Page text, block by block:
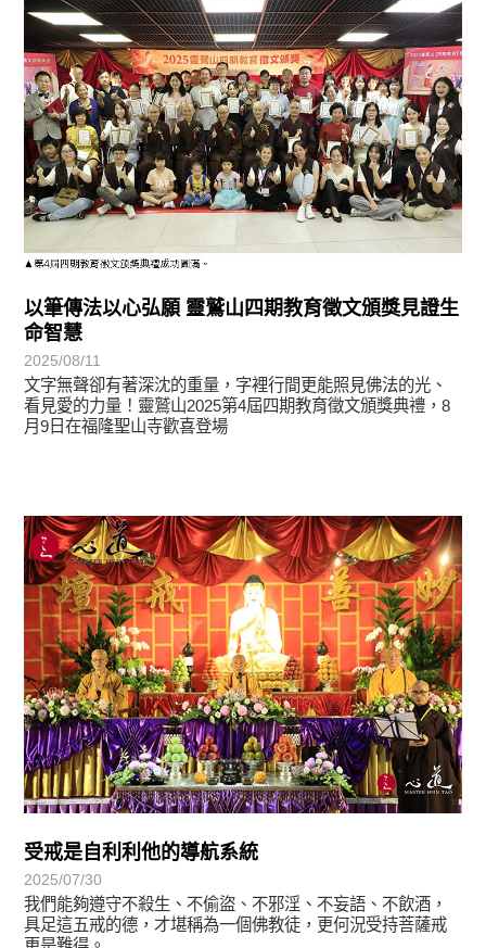
以筆傳法以心弘願 靈鷲山四期教育徵文頒獎見證生
命智慧
2025/08/11
文字無聲卻有著深沈的重量，字裡行間更能照見佛法的光、
看見愛的力量！靈鷲山2025第4屆四期教育徵文頒獎典禮，8
月9日在福隆聖山寺歡喜登場
受戒是自利利他的導航系統
2025/07/30
我們能夠遵守不殺生、不偷盜、不邪淫、不妄語、不飲酒，
具足這五戒的德，才堪稱為一個佛教徒，更何況受持菩薩戒
學習分享